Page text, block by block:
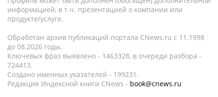
информацией, в т.ч. презентацией о компании или
продукте/услуге.
Обработан архив публикаций портала CNews.ru c 11.1998
до 08.2026 годы.
Ключевых фраз выявлено - 1463328, в очереди разбора -
724413.
Создано именных указателей - 199231.
Редакция Индексной книги CNews - book@cnews.ru